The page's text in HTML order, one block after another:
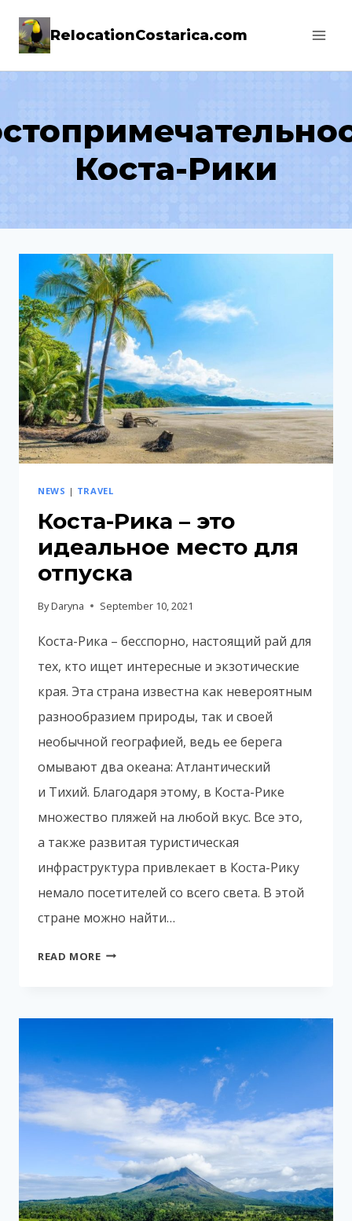
RelocationCostarica.com
Коста-Рики
NEWS | TRAVEL
Коста-Рика – это
идеальное место для
отпуска
ByDaryna September 10, 2021
Коста-Рика – бесспорно, настоящий рай для
тех, кто ищет интересные и экзотические
края. Эта страна известна как невероятным
разнообразием природы, так и своей
необычной географией, ведь ее берега
омывают два океана: Атлантический
и Тихий. Благодаря этому, в Коста-Рике
множество пляжей на любой вкус. Все это,
а также развитая туристическая
инфраструктура привлекает в Коста-Рику
немало посетителей со всего света. В этой
стране можно найти…
READ MOREКОСТА-
ДЛЯ
ОТПУСКА